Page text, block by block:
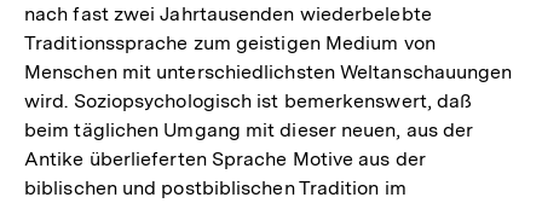
nach fast zwei Jahrtausenden wiederbelebte
Traditionssprache zum geistigen Medium von
Menschen mit unterschiedlichsten Weltanschauungen
wird. Soziopsychologisch ist bemerkenswert, daß
beim täglichen Umgang mit dieser neuen, aus der
Antike überlieferten Sprache Motive aus der
biblischen und postbiblischen Tradition im